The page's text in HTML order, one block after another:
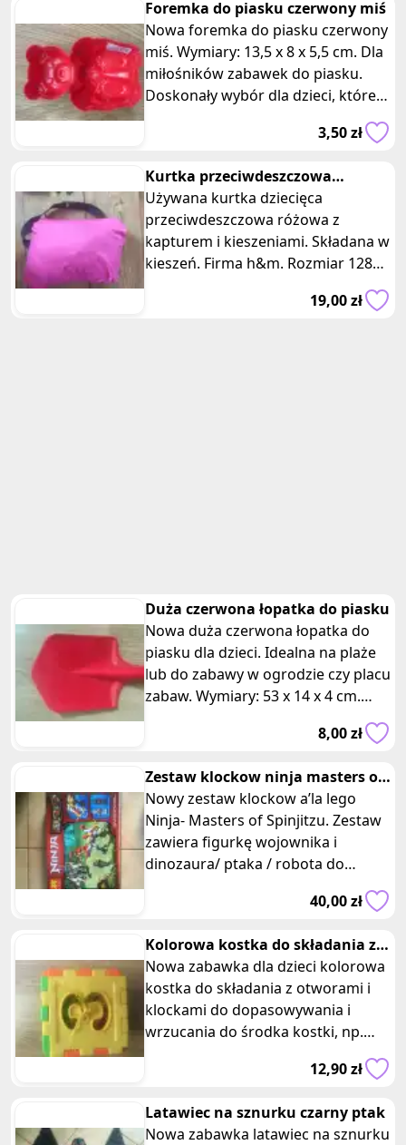
Foremka do piasku czerwony miś
Nowa foremka do piasku czerwony
miś. Wymiary: 13,5 x 8 x 5,5 cm. Dla
miłośników zabawek do piasku.
Doskonały wybór dla dzieci, które
3,50 zł
Kurtka przeciwdeszczowa
składana do kieszeni różowa
h&m
Używana kurtka dziecięca
przeciwdeszczowa różowa z
kapturem i kieszeniami. Składana w
kieszeń. Firma h&m. Rozmiar 128
cm lub 7-8 lat. Zapinana na zamek z
19,00 zł
Duża czerwona łopatka do piasku
Nowa duża czerwona łopatka do
piasku dla dzieci. Idealna na plaże
lub do zabawy w ogrodzie czy placu
zabaw. Wymiary: 53 x 14 x 4 cm.
8,00 zł
Zestaw klockow ninja masters of
spinjitzu wojownik dinozaur
Nowy zestaw klockow a’la lego
Ninja- Masters of Spinjitzu. Zestaw
zawiera figurkę wojownika i
dinozaura/ ptaka / robota do
złożenia. Wymiary opakowania: 28 x
40,00 zł
Kolorowa kostka do składania z
otworami i klockami
Nowa zabawka dla dzieci kolorowa
kostka do składania z otworami i
klockami do dopasowywania i
wrzucania do środka kostki, np.
cyfry, figury, znaki mamtematyczne
12,90 zł
Latawiec na sznurku czarny ptak
Nowa zabawka latawiec na sznurku